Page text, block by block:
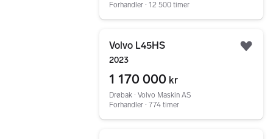
Forhandler ∙ 12 500 timer
Volvo L45HS
2023
1 170 000 kr
Drøbak ∙ Volvo Maskin AS
Forhandler ∙ 774 timer